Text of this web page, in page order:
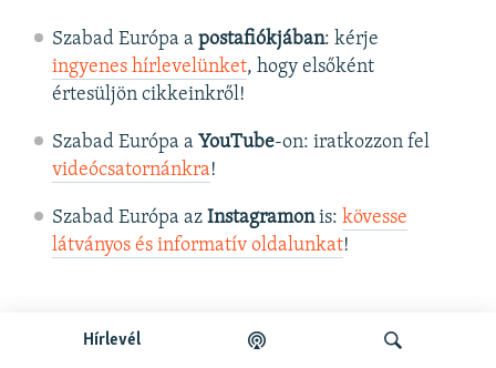
Hírlevél
Szabad Európa a postafiókjában: kérje
ingyenes hírlevelünket, hogy elsőként
értesüljön cikkeinkről!
Szabad Európa a YouTube-on: iratkozzon fel
videócsatornánkra!
Szabad Európa az Instagramonis: kövesse
látványos és informatív oldalunkat! ​